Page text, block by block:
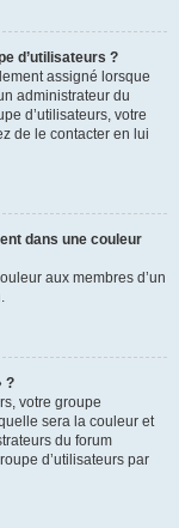
d’utilisateurs ?
assigné lorsque
administrateur du
d’utilisateurs, votre
de le contacter en lui
dans une couleur
aux membres d’un
?
votre groupe
sera la couleur et
du forum
d’utilisateurs par